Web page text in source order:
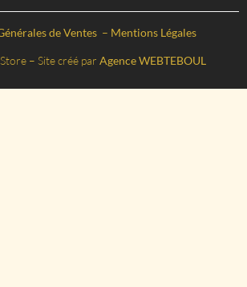
de Ventes – Mentions Légales
– Site créé par Agence WEBTEBOUL